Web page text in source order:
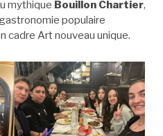
mythique Bouillon Chartier,
populaire
cadre Art nouveau unique.